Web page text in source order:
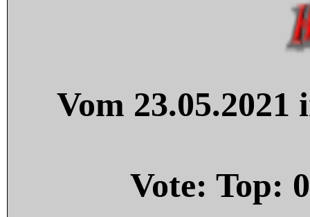
Vom
Vote: Top: 0